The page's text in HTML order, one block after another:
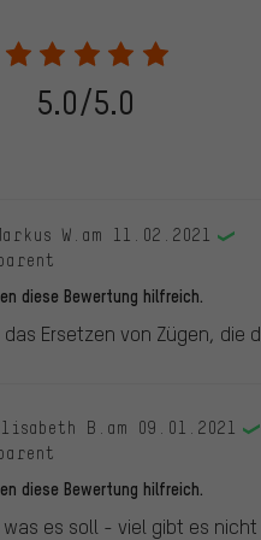
nur Bewertungen veröffentlicht,
angegeben wird. Wir schalten
Bewertungen sind mit einem
ab dem 28.05.2022. Vor dem
nicht bei uns gekauft haben.
ordnungsgemäß abgegebenen
5.0/5.0
W. am 11.02.2021
diese Bewertung hilfreich.
Ersetzen von Zügen, die
B. am 09.01.2021
diese Bewertung hilfreich.
es soll - viel gibt es